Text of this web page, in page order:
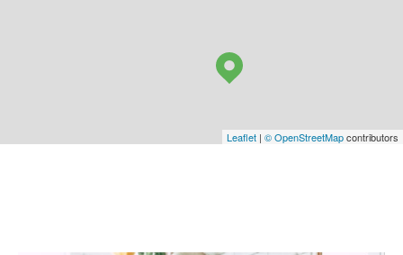
Leaflet | © OpenStreetMapcontributors